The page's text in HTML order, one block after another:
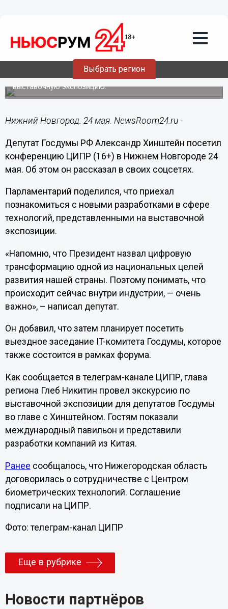
Выбрать регион
24.05.202413:53
Депутат Госдумы Хинштейн прибыл на
ЦИПР в Нижнем Новгороде
Вместе с губернатором Глебом Никитиным он осмотрел
выставочную экспозицию.
Нижний Новгород. 24 мая. NewsRoom24.ru -
Депутат Госдумы РФ Александр Хинштейн посетил
конференцию ЦИПР (16+) в Нижнем Новгороде 24
мая. Об этом он рассказал в своих соцсетях.
Парламентарий поделился, что приехал
познакомиться с новыми разработками в сфере
технологий, представленными на выставочной
экспозиции.
«Напомню, что Президент назвал цифровую
трансформацию одной из национальных целей
развития нашей страны. Поэтому понимать, что
происходит сейчас внутри индустрии, — очень
важно», – написал депутат.
Он добавил, что затем планирует посетить
выездное заседание IT-комитета Госдумы, которое
также состоится в рамках форума.
Как сообщается в телеграм-канале ЦИПР, глава
региона Глеб Никитин провел экскурсию по
выставочной экспозиции для депутатов Госдумы
во главе с Хинштейном. Гостям показали
международный павильон и представили
разработки компаний из Китая.
Ранее сообщалось, что Нижегородская область
договорилась о сотрудничестве с Центром
биометрических технологий. Соглашение
подписали на ЦИПР.
Фото: телеграм-канал ЦИПР
Еще в рубрике
Новости партнёров